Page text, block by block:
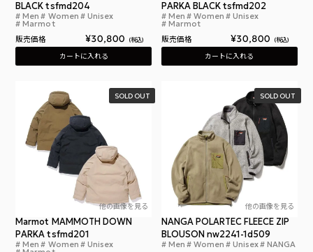
マーモット ディーマダウンパーカ Marmot
BLACK tsfmd204
Men Women Unisex
Marmot
販売価格 ¥30,800 税込
カートに入れる
PARKA BLACK tsfmd202
Men Women Unisex
Marmot
販売価格 ¥30,800 税込
カートに入れる
他の画像を見る
マーモット マンモス ダウン パーカ Biggie
Marmot MAMMOTH DOWN
PARKA tsfmd201
Men Women Unisex
SOLD OUT
他の画像を見る
NANGA POLARTEC FLEECE ZIP
BLOUSON nw2241-1d509
Men Women Unisex NANGA
SOLD OUT